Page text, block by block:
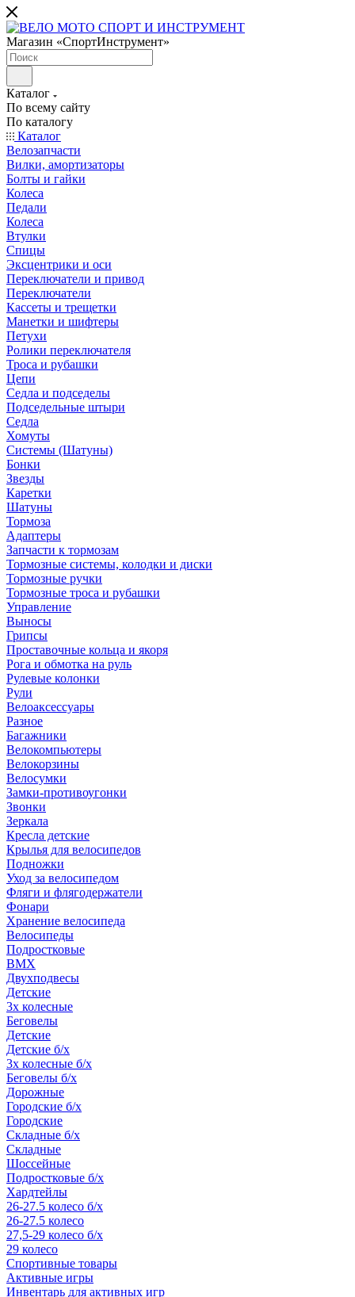
Магазин «СпортИнструмент»
Каталог
По всему сайту
По каталогу
Каталог
Велозапчасти
Вилки, амортизаторы
Болты и гайки
Колеса
Педали
Колеса
Втулки
Спицы
Эксцентрики и оси
Переключатели и привод
Переключатели
Кассеты и трещетки
Манетки и шифтеры
Петухи
Ролики переключателя
Троса и рубашки
Цепи
Седла и подседелы
Подседельные штыри
Седла
Хомуты
Системы (Шатуны)
Бонки
Звезды
Каретки
Шатуны
Тормоза
Адаптеры
Запчасти к тормозам
Тормозные системы, колодки и диски
Тормозные ручки
Тормозные троса и рубашки
Управление
Выносы
Грипсы
Проставочные кольца и якоря
Рога и обмотка на руль
Рулевые колонки
Рули
Велоаксессуары
Разное
Багажники
Велокомпьютеры
Велокорзины
Велосумки
Замки-противоугонки
Звонки
Зеркала
Кресла детские
Крылья для велосипедов
Подножки
Уход за велосипедом
Фляги и флягодержатели
Фонари
Хранение велосипеда
Велосипеды
Подростковые
BMX
Двухподвесы
Детские
3х колесные
Беговелы
Детские
Детские б/х
3х колесные б/х
Беговелы б/х
Дорожные
Городские б/х
Городские
Складные б/х
Складные
Шоссейные
Подростковые б/х
Хардтейлы
26-27.5 колесо б/х
26-27.5 колесо
27,5-29 колесо б/х
29 колесо
Спортивные товары
Активные игры
Инвентарь для активных игр